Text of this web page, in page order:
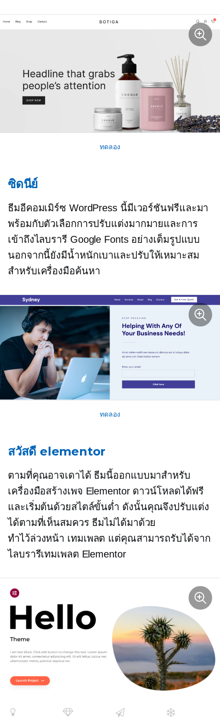
ทดลอง
ซิดนีย์
ธีมอีคอมเมิร์ซ WordPress นี้มีเวอร์ชันฟรีและมา
พร้อมกับตัวเลือกการปรับแต่งมากมายและการ
เข้าถึงไลบรารี Google Fonts อย่างเต็มรูปแบบ
นอกจากนี้ยังมีน้ำหนักเบาและปรับให้เหมาะสม
สำหรับเครื่องมือค้นหา
ทดลอง
สวัสดี elementor
ตามที่คุณอาจเดาได้ ธีมนี้ออกแบบมาสำหรับ
เครื่องมือสร้างเพจ Elementor ดาวน์โหลดได้ฟรี
และเริ่มต้นด้วยสไตล์ขั้นต่ำ ดังนั้นคุณจึงปรับแต่ง
ได้ตามที่เห็นสมควร ธีมไม่ได้มาด้วย
ทำไว้ล่วงหน้า เทมเพลต แต่คุณสามารถรับได้จาก
ไลบรารีเทมเพลต Elementor